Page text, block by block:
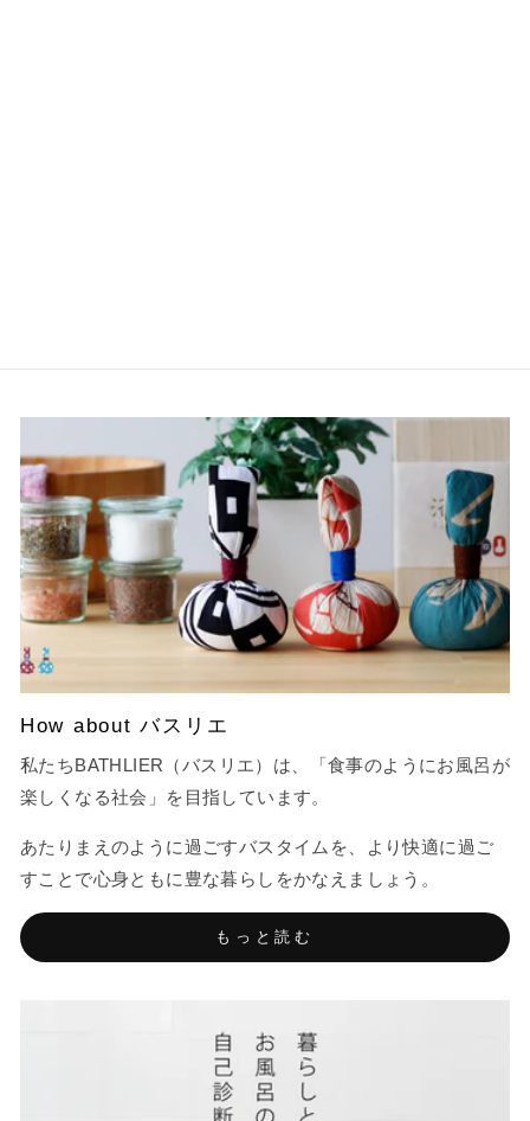
How about バスリエ
私たちBATHLIER（バスリエ）は、「食事のようにお風呂が
楽しくなる社会」を目指しています。
あたりまえのように過ごすバスタイムを、より快適に過ご
すことで心身ともに豊な暮らしをかなえましょう。
もっと読む